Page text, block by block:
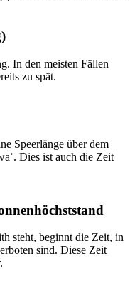
In den meisten Fällen
zu spät.
Speerlänge über dem
Dies ist auch die Zeit
steht, beginnt die Zeit, in
sind. Diese Zeit